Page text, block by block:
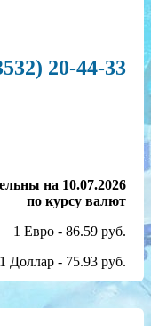
20-44-33
на 10.07.2026
по курсу валют
1 Евро - 86.59 руб.
1 Доллар - 75.93 руб.